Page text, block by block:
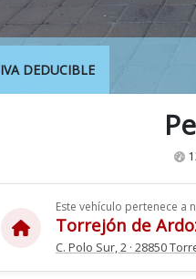
IVA DEDUCIBLE
Este vehículo pertenece a
Torrejón de
C. Polo Sur, 2 · 28850